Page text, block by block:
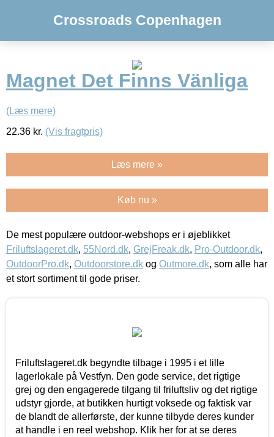
Crossroads Copenhagen
Magnet Det Finns Vänliga
(Læs mere)
22.36 kr. (Vis fragtpris)
Læs mere »
Køb nu »
De mest populære outdoor-webshops er i øjeblikket
Friluftslageret.dk, 55Nord.dk, GrejFreak.dk, Pro-Outdoor.dk,
OutdoorPro.dk, Outdoorstore.dk og Outmore.dk, som alle har
et stort sortiment til gode priser.
Friluftslageret.dk begyndte tilbage i 1995 i et lille
lagerlokale på Vestfyn. Den gode service, det rigtige
grej og den engagerede tilgang til friluftsliv og det rigtige
udstyr gjorde, at butikken hurtigt voksede og faktisk var
de blandt de allerførste, der kunne tilbyde deres kunder
at handle i en reel webshop. Klik her for at se deres